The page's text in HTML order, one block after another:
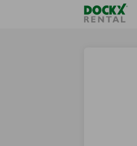
sitename